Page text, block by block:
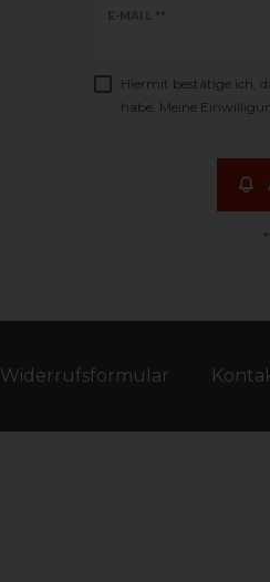
E-MAIL **
Newsletter
Hiermit bestätige ich,
habe. Meine
Widerrufs­formular